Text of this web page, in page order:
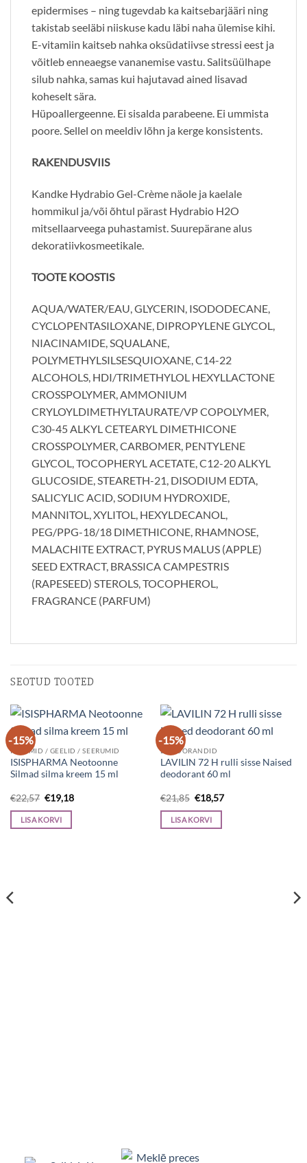
epidermises – ning tugevdab ka kaitsebarjääri ning
takistab seeläbi niiskuse kadu läbi naha ülemise kihi.
E-vitamiin kaitseb nahka oksüdatiivse stressi eest ja
võitleb enneaegse vananemise vastu. Salitsüülhape
silub nahka, samas kui hajutavad ained lisavad
koheselt sära.
Hüpoallergeenne. Ei sisalda parabeene. Ei ummista
poore. Sellel on meeldiv lõhn ja kerge konsistents.
RAKENDUSVIIS
Kandke Hydrabio Gel-Crème näole ja kaelale
hommikul ja/või õhtul pärast Hydrabio H2O
mitsellaarveega puhastamist. Suurepärane alus
dekoratiivkosmeetikale.
TOOTE KOOSTIS
AQUA/WATER/EAU, GLYCERIN, ISODODECANE,
CYCLOPENTASILOXANE, DIPROPYLENE GLYCOL,
NIACINAMIDE, SQUALANE,
POLYMETHYLSILSESQUIOXANE, C14-22
ALCOHOLS, HDI/TRIMETHYLOL HEXYLLACTONE
CROSSPOLYMER, AMMONIUM
CRYLOYLDIMETHYLTAURATE/VP COPOLYMER,
C30-45 ALKYL CETEARYL DIMETHICONE
CROSSPOLYMER, CARBOMER, PENTYLENE
GLYCOL, TOCOPHERYL ACETATE, C12-20 ALKYL
GLUCOSIDE, STEARETH-21, DISODIUM EDTA,
SALICYLIC ACID, SODIUM HYDROXIDE,
MANNITOL, XYLITOL, HEXYLDECANOL,
PEG/PPG-18/18 DIMETHICONE, RHAMNOSE,
MALACHITE EXTRACT, PYRUS MALUS (APPLE)
SEED EXTRACT, BRASSICA CAMPESTRIS
(RAPESEED) STEROLS, TOCOPHEROL,
FRAGRANCE (PARFUM)
SEOTUD TOOTED
-15%
KREEMID / GEELID / SEERUMID
ISISPHARMA Neotoonne
Silmad silma kreem 15 ml
€22,57 Algne
hind
oli:
€22,57.
€19,18Current
LISA KORVI
-15%
DEODORANDID
LAVILIN 72 H rulli sisse Naised
deodorant 60 ml
€21,85 Algne
hind
oli:
€21,85.
€18,57Current
LISA KORVI